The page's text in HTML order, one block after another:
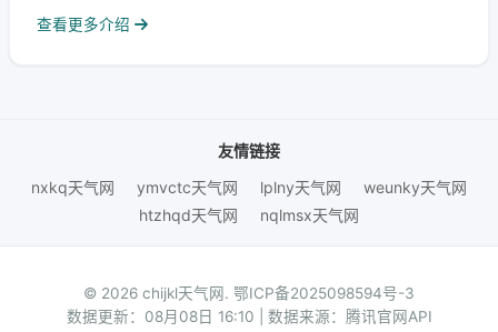
查看更多介绍
友情链接
nxkq天气网
ymvctc天气网 lplny天气网
weunky天气网
htzhqd天气网
nqlmsx天气网
© 2026 chijkl天气网. 鄂ICP备2025098594号-3
数据更新：08月08日 16:10 | 数据来源：腾讯官网API